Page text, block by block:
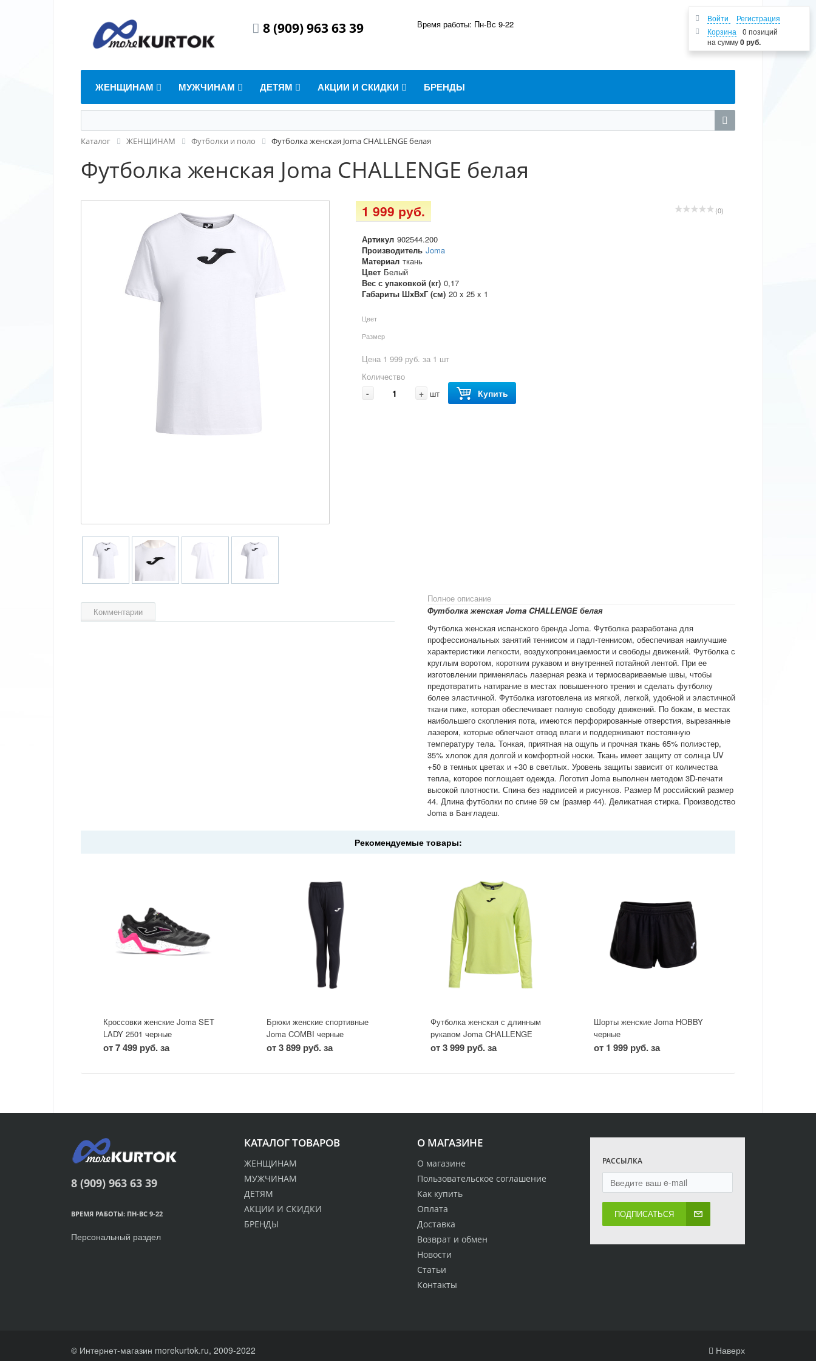
8 (909) 963 63 39 Время работы: Пн-Вс 9-22
Войти
Регистрация
Корзина
0 позиций
на сумму0 руб.
ЖЕНЩИНАМ МУЖЧИНАМ ДЕТЯМ АКЦИИ И СКИДКИ БРЕНДЫ
Каталог ЖЕНЩИНАМ Футболки и поло Футболка женская Joma CHALLENGE белая
Футболка женская Joma CHALLENGE белая
(0)
1 999 руб.
Артикул 902544.200
Производитель Joma
Материал ткань
Цвет Белый
Вес с упаковкой (кг) 0,17
Габариты ШхВхГ (см) 20 x 25 x 1
Цвет
Размер
Цена 1 999 руб. за 1 шт
Количество
- + шт Купить
Полное описание
Футболка женская Joma CHALLENGE белая
Футболка женская испанского бренда Joma. Футболка разработана для
профессиональных занятий теннисом и падл-теннисом, обеспечивая наилучшие
характеристики легкости, воздухопроницаемости и свободы движений. Футболка с
круглым воротом, коротким рукавом и внутренней потайной лентой. При ее
изготовлении применялась лазерная резка и термосвариваемые швы, чтобы
предотвратить натирание в местах повышенного трения и сделать футболку
более эластичной. Футболка изготовлена из мягкой, легкой, удобной и эластичной
ткани пике, которая обеспечивает полную свободу движений. По бокам, в местах
наибольшего скопления пота, имеются перфорированные отверстия, вырезанные
лазером, которые облегчают отвод влаги и поддерживают постоянную
температуру тела. Тонкая, приятная на ощупь и прочная ткань 65% полиэстер,
35% хлопок для долгой и комфортной носки. Ткань имеет защиту от солнца UV
+50 в темных цветах и +30 в светлых. Уровень защиты зависит от количества
тепла, которое поглощает одежда. Логотип Joma выполнен методом 3D-печати
высокой плотности. Спина без надписей и рисунков. Размер M российский размер
44. Длина футболки по спине 59 см (размер 44). Деликатная стирка. Производство
Joma в Бангладеш.
Комментарии
Рекомендуемые товары:
Кроссовки женские Joma SET
LADY 2501 черные
от 7 499 руб. за
Брюки женские спортивные
Joma COMBI черные
от 3 899 руб. за
Футболка женская с длинным
рукавом Joma CHALLENGE
от 3 999 руб. за
Шорты женские Joma HOBBY
черные
от 1 999 руб. за
О МАГАЗИНЕ
О магазине
Пользовательское соглашение
Как купить
Оплата
Доставка
Возврат и обмен
Новости
Статьи
Контакты
КАТАЛОГ ТОВАРОВ
ЖЕНЩИНАМ
МУЖЧИНАМ
ДЕТЯМ
АКЦИИ И СКИДКИ
БРЕНДЫ
РАССЫЛКА
ПОДПИСАТЬСЯ
8 (909) 963 63 39
ВРЕМЯ РАБОТЫ: ПН-ВС 9-22
Персональный раздел
© Интернет-магазин morekurtok.ru, 2009-2022 Наверх